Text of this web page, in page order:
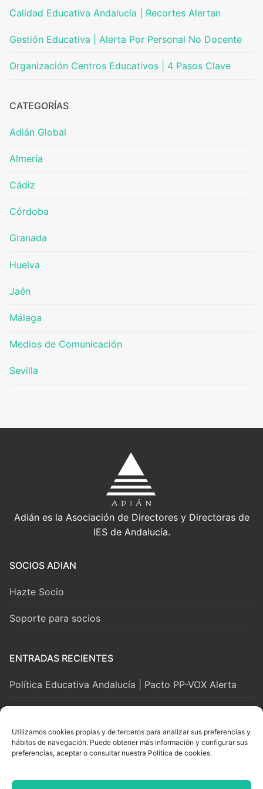
Utilizamos cookies propias y de terceros para analizar sus preferencias y
hábitos de navegación. Puede obtener más información y configurar sus
preferencias, aceptar o consultar nuestra Política de cookies.
Calidad Educativa Andalucía | Recortes Alertan
Gestión Educativa | Alerta Por Personal No Docente
Organización Centros Educativos | 4 Pasos Clave
CATEGORÍAS
Adián Global
Almería
Cádiz
Córdoba
Granada
Huelva
Jaén
Málaga
Medios de Comunicación
Sevilla
Adián es la Asociación de Directores y Directoras de
IES de Andalucía.
SOCIOS ADIAN
Hazte Socio
Soporte para socios
ENTRADAS RECIENTES
Política Educativa Andalucía | Pacto PP-VOX Alerta
LEGAL Y SOPORTE